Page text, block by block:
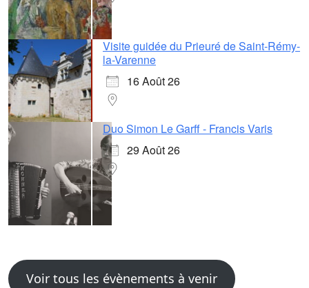
Visite guidée du Prieuré de Saint-Rémy-
la-Varenne
16 Août 26
Duo Simon Le Garff - Francis Varis
29 Août 26
Voir tous les évènements à venir